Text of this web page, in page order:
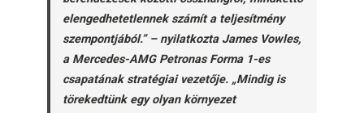
elengedhetetlennek számít a teljesítmény
szempontjából.” – nyilatkozta James Vowles,
a Mercedes-AMG Petronas Forma 1-es
csapatának stratégiai vezetője. „Mindig is
törekedtünk egy olyan környezet